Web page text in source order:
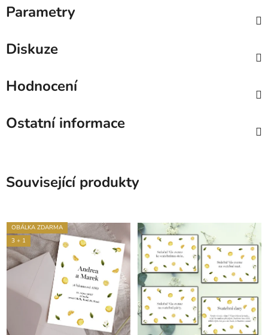
Parametry
Diskuze
Hodnocení
Ostatní informace
Související produkty
OBÁLKA ZDARMA
3 + 1